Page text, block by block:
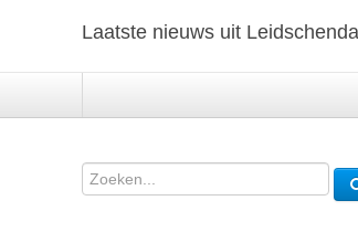
Laatste nieuws uit